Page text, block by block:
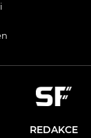
REDAKCE